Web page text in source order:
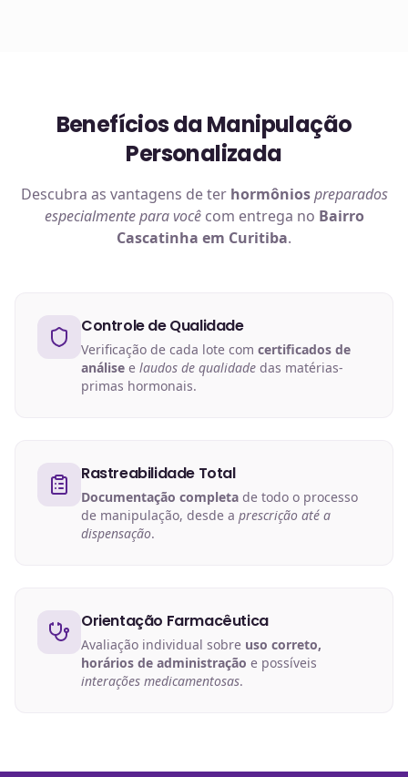
Benefícios da Manipulação
Personalizada
Descubra as vantagens de ter hormônios preparados
especialmente para vocêcom entrega no Bairro
Cascatinha em Curitiba.
Controle de Qualidade
Verificação de cada lote com certificados de
análise e laudos de qualidade das matérias-
primas hormonais.
Rastreabilidade Total
Documentação completa de todo o processo
de manipulação, desde a prescrição até a
dispensação.
Orientação Farmacêutica
Avaliação individual sobre uso correto,
horários de administração e possíveis
interações medicamentosas.